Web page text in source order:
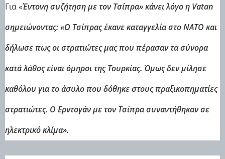
Για «Έντονη συζήτηση με τον Τσίπρα» κάνει λόγο η Vatan
σημειώνοντας: «Ο Τσίπρας έκανε καταγγελία στο ΝΑΤΟ και
δήλωσε πως οι στρατιώτες μας που πέρασαν τα σύνορα
κατά λάθος είναι όμηροι της Τουρκίας. Όμως δεν μίλησε
καθόλου για το άσυλο που δόθηκε στους πραξικοπηματίες
στρατιώτες. Ο Ερντογάν με τον Τσίπρα συναντήθηκαν σε
ηλεκτρικό κλίμα».